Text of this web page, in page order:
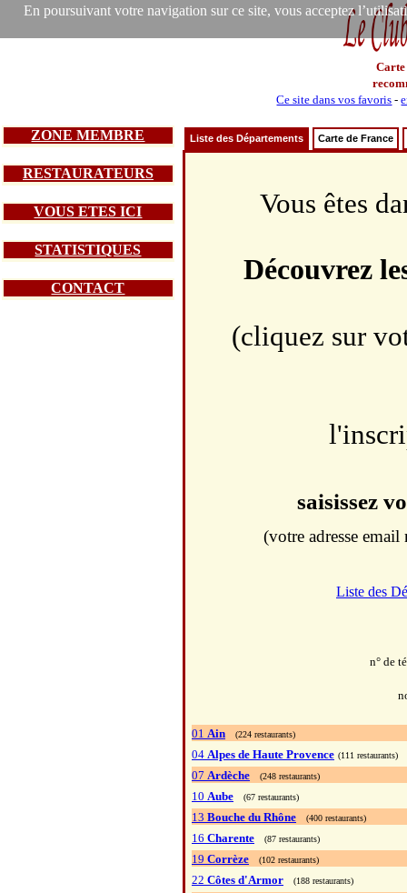
En poursuivant votre navigation sur ce site, vous acceptez
Carte
Ce site dans vos favoris -
ZONE MEMBRE
RESTAURATEURS
VOUS ETES ICI
STATISTIQUES
CONTACT
Liste des Départements Carte de France
Vous êtes
Découvrez
(cliquez sur
saisissez
(votre adresse
Liste des
n° de
01 Ain (224 restaurants)
04 Alpes de Haute Provence (111 restaurants)
07 Ardèche (248 restaurants)
10 Aube (67 restaurants)
13 Bouche du Rhône (400 restaurants)
16 Charente (87 restaurants)
19 Corrèze (102 restaurants)
22 Côtes d'Armor (188 restaurants)